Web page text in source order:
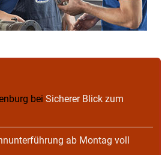
bei Sicherer Blick zum
ab Montag voll